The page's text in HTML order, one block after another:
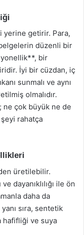
yerine getirir. Para,
düzenli bir
bir
İyi bir cüzdan, iç
sunmalı ve aynı
olmalıdır.
ne çok büyük ne de
rahatça
üretilebilir.
dayanıklılığı ile ön
daha da
sıra, sentetik
hafifliği ve suya